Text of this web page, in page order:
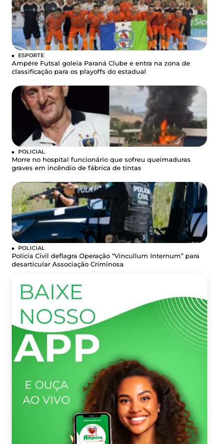
ESPORTE
Ampére Futsal goleia Paraná Clube e entra na zona de
classificação para os playoffs do estadual
POLICIAL
Morre no hospital funcionário que sofreu queimaduras
graves em incêndio de fábrica de tintas
POLICIAL
Polícia Civil deflagra Operação “Vincullum Internum” para
desarticular Associação Criminosa